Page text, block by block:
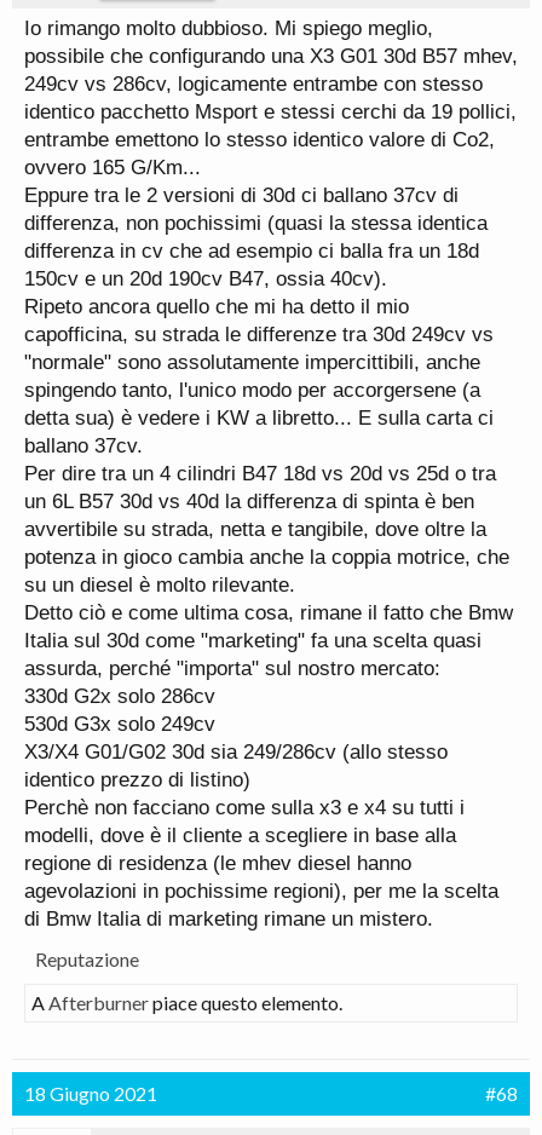
Io rimango molto dubbioso. Mi spiego meglio,
possibile che configurando una X3 G01 30d B57 mhev,
249cv vs 286cv, logicamente entrambe con stesso
identico pacchetto Msport e stessi cerchi da 19 pollici,
entrambe emettono lo stesso identico valore di Co2,
ovvero 165 G/Km...
Eppure tra le 2 versioni di 30d ci ballano 37cv di
differenza, non pochissimi (quasi la stessa identica
differenza in cv che ad esempio ci balla fra un 18d
150cv e un 20d 190cv B47, ossia 40cv).
Ripeto ancora quello che mi ha detto il mio
capofficina, su strada le differenze tra 30d 249cv vs
"normale" sono assolutamente impercittibili, anche
spingendo tanto, l'unico modo per accorgersene (a
detta sua) è vedere i KW a libretto... E sulla carta ci
ballano 37cv.
Per dire tra un 4 cilindri B47 18d vs 20d vs 25d o tra
un 6L B57 30d vs 40d la differenza di spinta è ben
avvertibile su strada, netta e tangibile, dove oltre la
potenza in gioco cambia anche la coppia motrice, che
su un diesel è molto rilevante.
Detto ciò e come ultima cosa, rimane il fatto che Bmw
Italia sul 30d come "marketing" fa una scelta quasi
assurda, perché "importa" sul nostro mercato:
330d G2x solo 286cv
530d G3x solo 249cv
X3/X4 G01/G02 30d sia 249/286cv (allo stesso
identico prezzo di listino)
Perchè non facciano come sulla x3 e x4 su tutti i
modelli, dove è il cliente a scegliere in base alla
regione di residenza (le mhev diesel hanno
agevolazioni in pochissime regioni), per me la scelta
di Bmw Italia di marketing rimane un mistero.
Reputazione
AAfterburnerpiace questo elemento.
18 Giugno 2021 #68